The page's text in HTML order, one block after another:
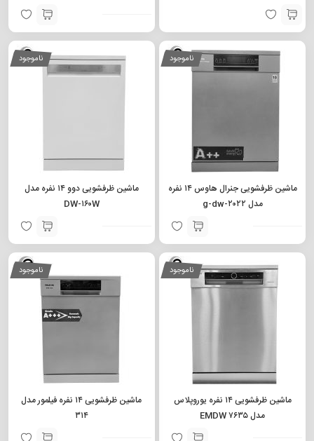
ناموجود
ماشین ظرفشویی جنرال هاوس ۱۴ نفره
مدل g-dw-۲۰۲۲
ناموجود
ماشین ظرفشویی دوو ۱۴ نفره مدل
DW-۱۶۰W
ناموجود
ماشین ظرفشویی ۱۴ نفره یوروپلاس
مدل EMDW ۷۶۳۵
ناموجود
ماشین ظرفشویی ۱۴ نفره فیلمور مدل
۳۱۴